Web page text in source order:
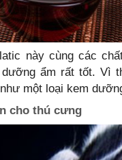
này cùng các
ẩm rất tốt. Vì
một loại kem
cho thú cưng